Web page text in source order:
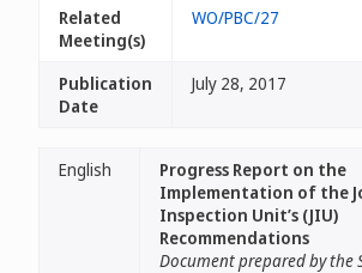
Related
Meeting(s)
WO/PBC/27
Publication
Date
July 28, 2017
English
Progress Report on the
Implementation of the
Inspection Unit’s (JIU)
Recommendations
Document prepared by the